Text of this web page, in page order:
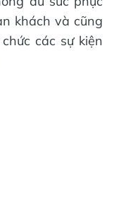
khách và cũng
các sự kiện